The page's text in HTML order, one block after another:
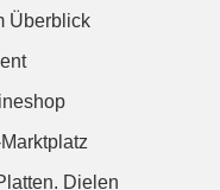
Überblick
Dielen